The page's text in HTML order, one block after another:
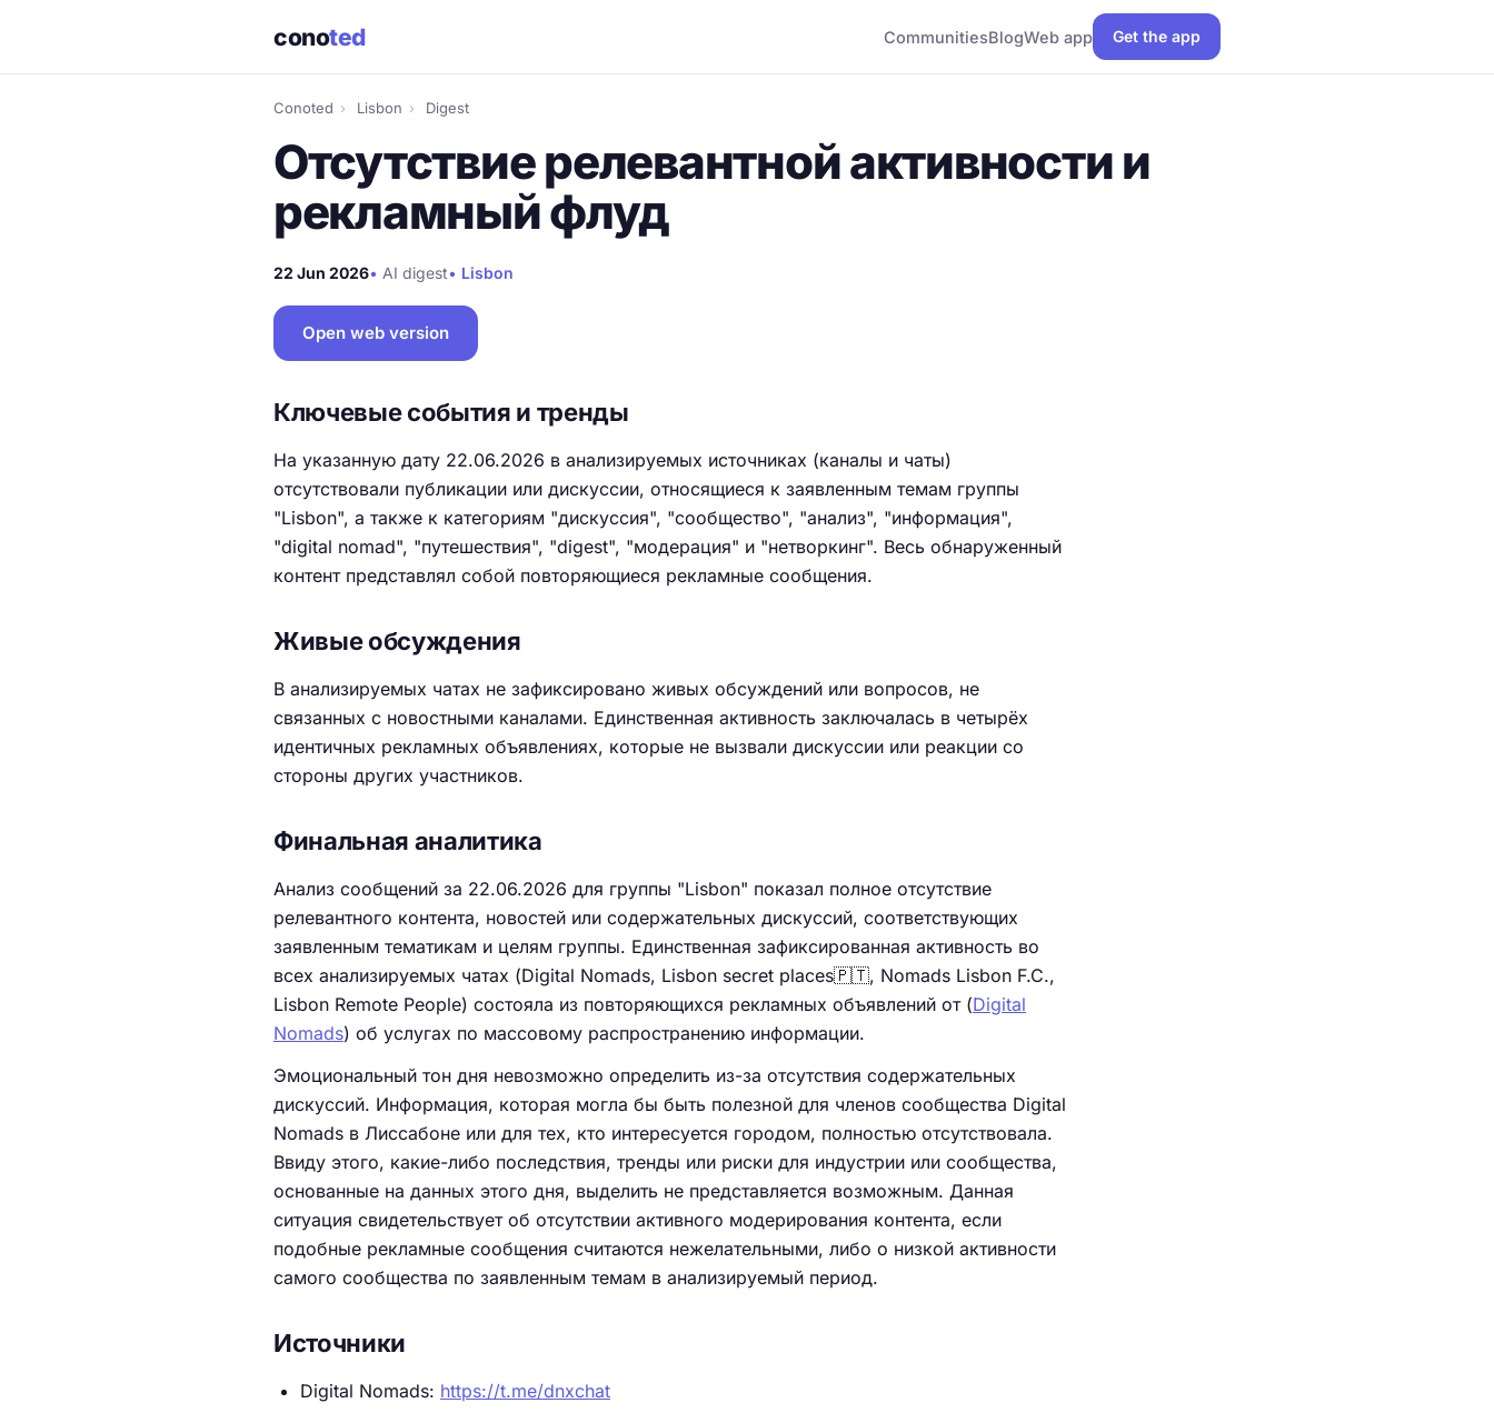
conoted CommunitiesBlogWeb app Get the app
Conoted › Lisbon › Digest
Отсутствие релевантной активности и
рекламный флуд
22 Jun 2026• AI digest• Lisbon
Open web version
Ключевые события и тренды
На указанную дату 22.06.2026 в анализируемых источниках (каналы и чаты)
отсутствовали публикации или дискуссии, относящиеся к заявленным темам группы
"Lisbon", а также к категориям "дискуссия", "сообщество", "анализ", "информация",
"digital nomad", "путешествия", "digest", "модерация" и "нетворкинг". Весь обнаруженный
контент представлял собой повторяющиеся рекламные сообщения.
Живые обсуждения
В анализируемых чатах не зафиксировано живых обсуждений или вопросов, не
связанных с новостными каналами. Единственная активность заключалась в четырёх
идентичных рекламных объявлениях, которые не вызвали дискуссии или реакции со
стороны других участников.
Финальная аналитика
Анализ сообщений за 22.06.2026 для группы "Lisbon" показал полное отсутствие
релевантного контента, новостей или содержательных дискуссий, соответствующих
заявленным тематикам и целям группы. Единственная зафиксированная активность во
всех анализируемых чатах (Digital Nomads, Lisbon secret places🇵🇹, Nomads Lisbon F.C.,
Lisbon Remote People) состояла из повторяющихся рекламных объявлений от (Digital
Nomads) об услугах по массовому распространению информации.
Эмоциональный тон дня невозможно определить из-за отсутствия содержательных
дискуссий. Информация, которая могла бы быть полезной для членов сообщества Digital
Nomads в Лиссабоне или для тех, кто интересуется городом, полностью отсутствовала.
Ввиду этого, какие-либо последствия, тренды или риски для индустрии или сообщества,
основанные на данных этого дня, выделить не представляется возможным. Данная
ситуация свидетельствует об отсутствии активного модерирования контента, если
подобные рекламные сообщения считаются нежелательными, либо о низкой активности
самого сообщества по заявленным темам в анализируемый период.
Источники
Digital Nomads: https://t.me/dnxchat